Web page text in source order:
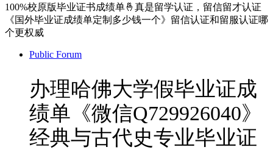
100%校原版毕业证书成绩单🤞真是留学认证，留信留才认证
《国外毕业证成绩单定制多少钱一个》留信认证和留服认证哪
个更权威
Public Forum
办理哈佛大学假毕业证成
绩单《微信Q729926040》
经典与古代史专业毕业证